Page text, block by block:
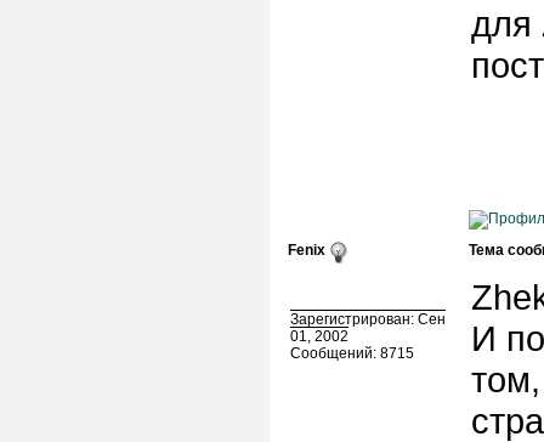
для
Fenix Тема
Зарегистрирован: Сен
01, 2002
Сообщений: 8715
И